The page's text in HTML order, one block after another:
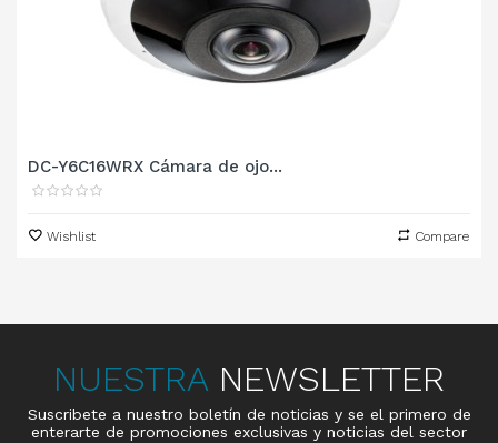
DC-Y6C16WRX Cámara de ojo...
Wishlist Compare
NUESTRA NEWSLETTER
Suscribete a nuestro boletín de noticias y se el primero de
enterarte de promociones exclusivas y noticias del sector